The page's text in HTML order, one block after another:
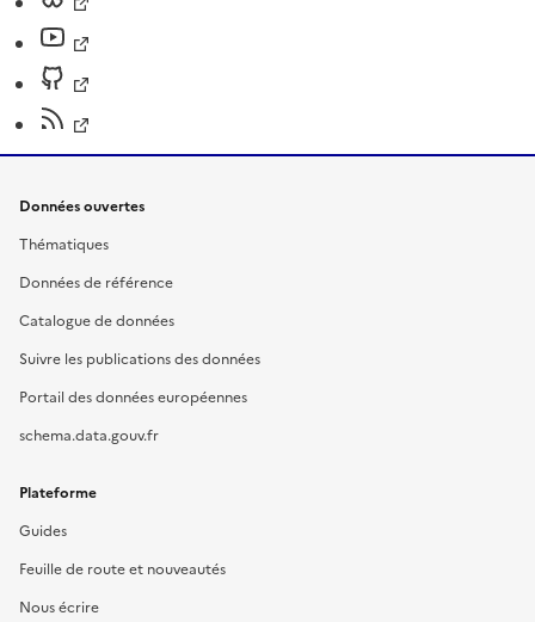
Données ouvertes
Thématiques
Données de référence
Catalogue de données
Suivre les publications des données
Portail des données européennes
schema.data.gouv.fr
Plateforme
Guides
Feuille de route et nouveautés
Nous écrire